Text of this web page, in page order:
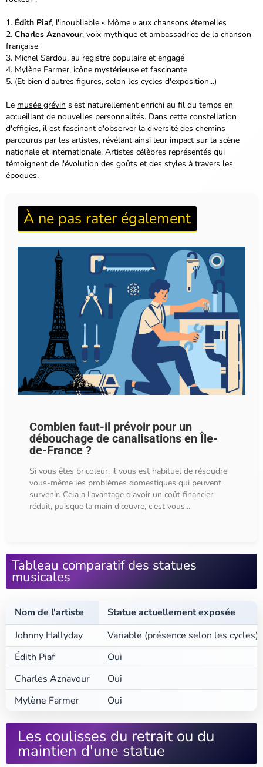
Édith Piaf, l'inoubliable « Môme » aux chansons éternelles
Charles Aznavour, voix mythique et ambassadrice de la chanson
française
Michel Sardou, au registre populaire et engagé
Mylène Farmer, icône mystérieuse et fascinante
(Et bien d'autres figures, selon les cycles d'exposition...)
Le musée grévin s'est naturellement enrichi au fil du temps en
accueillant de nouvelles personnalités. Dans cette constellation
d'effigies, il est fascinant d'observer la diversité des chemins
parcourus par les artistes, révélant ainsi leur impact sur la scène
nationale et internationale. Artistes célèbres représentés qui
témoignent de l'évolution des goûts et des styles à travers les
époques.
À ne pas rater également
Combien faut-il prévoir pour un
débouchage de canalisations en Île-
de-France ?
Si vous êtes bricoleur, il vous est habituel de résoudre
vous-même les problèmes domestiques qui peuvent
survenir. Cela a l'avantage d'avoir un coût financier
réduit, puisque la main d'œuvre, c'est vous...
Tableau comparatif des statues
musicales
Nom de l'artiste
Statue actuellement exposée
Johnny Hallyday
Variable (présence selon les cycles)
Édith Piaf
Oui
Charles Aznavour
Oui
Mylène Farmer
Oui
Les coulisses du retrait ou du
maintien d'une statue